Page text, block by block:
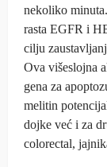
nekoliko
rasta EGFR i
cilju
Ova višeslojna
gena za
melitin
dojke već i za
colorectal,